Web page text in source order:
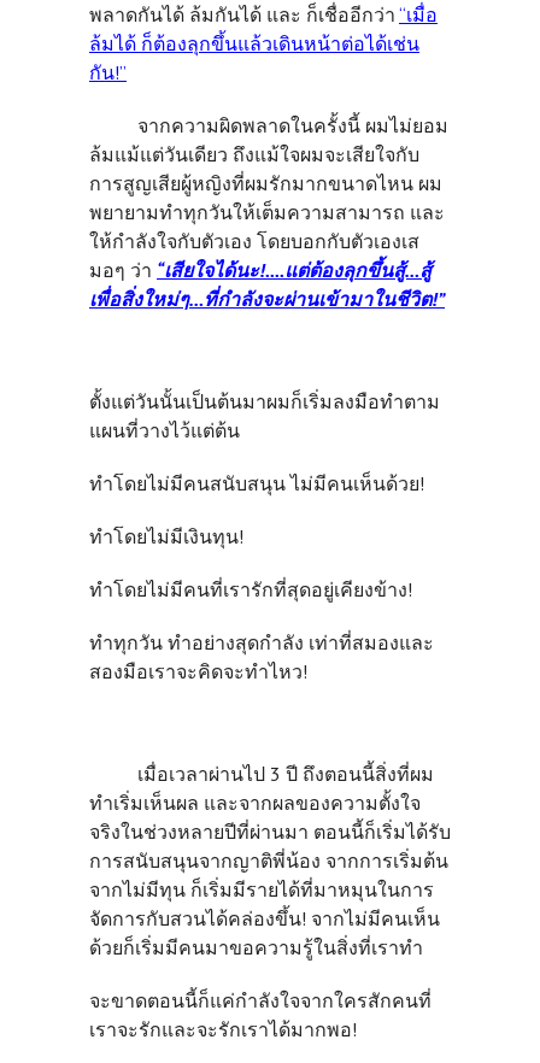
พลาดกันได้ ล้มกันได้ และ ก็เชื่ออีกว่า “เมื่อ
ล้มได้ ก็ต้องลุกขึ้นแล้วเดินหน้าต่อได้เช่น
กัน!”
จากความผิดพลาดในครั้งนี้ ผมไม่ยอม
ล้มแม้แต่วันเดียว ถึงแม้ใจผมจะเสียใจกับ
การสูญเสียผู้หญิงที่ผมรักมากขนาดไหน ผม
พยายามทำทุกวันให้เต็มความสามารถ และ
ให้กำลังใจกับตัวเอง โดยบอกกับตัวเองเส
มอๆ ว่า “เสียใจได้นะ!....แต่ต้องลุกขึ้นสู้…สู้
เพื่อสิ่งใหม่ๆ…ที่กำลังจะผ่านเข้ามาในชีวิต!”
ตั้งแต่วันนั้นเป็นต้นมาผมก็เริ่มลงมือทำตาม
แผนที่วางไว้แต่ต้น
ทำโดยไม่มีคนสนับสนุน ไม่มีคนเห็นด้วย!
ทำโดยไม่มีเงินทุน!
ทำโดยไม่มีคนที่เรารักที่สุดอยู่เคียงข้าง!
ทำทุกวัน ทำอย่างสุดกำลัง เท่าที่สมองและ
สองมือเราจะคิดจะทำไหว!
เมื่อเวลาผ่านไป 3 ปี ถึงตอนนี้สิ่งที่ผม
ทำเริ่มเห็นผล และจากผลของความตั้งใจ
จริงในช่วงหลายปีที่ผ่านมา ตอนนี้ก็เริ่มได้รับ
การสนับสนุนจากญาติพี่น้อง จากการเริ่มต้น
จากไม่มีทุน ก็เริ่มมีรายได้ที่มาหมุนในการ
จัดการกับสวนได้คล่องขึ้น! จากไม่มีคนเห็น
ด้วยก็เริ่มมีคนมาขอความรู้ในสิ่งที่เราทำ
จะขาดตอนนี้ก็แค่กำลังใจจากใครสักคนที่
เราจะรักและจะรักเราได้มากพอ!